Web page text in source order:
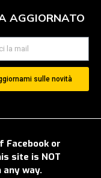
AGGIORNATO
sulle novità
Facebook or
site is NOT
any way.